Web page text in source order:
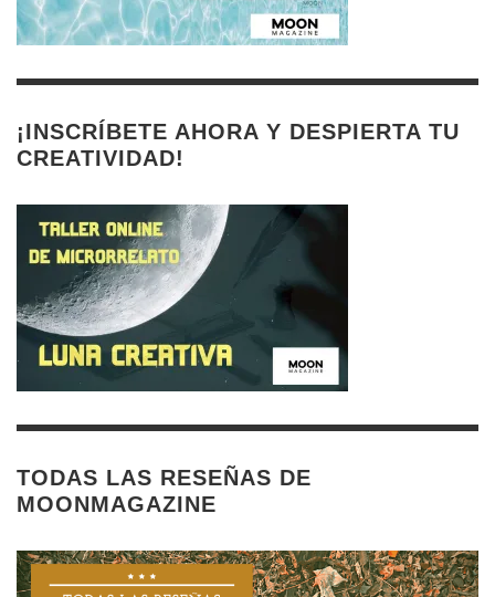
¡INSCRÍBETE AHORA Y DESPIERTA TU
CREATIVIDAD!
TODAS LAS RESEÑAS DE
MOONMAGAZINE